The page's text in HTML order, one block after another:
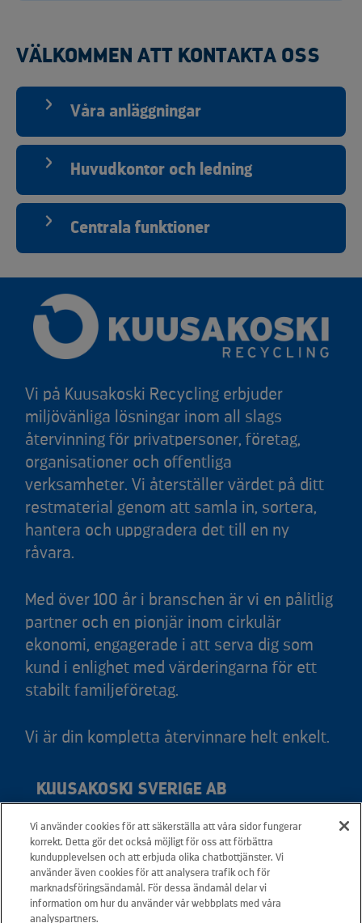
VÄLKOMMEN ATT KONTAKTA OSS
Våra anläggningar
Huvudkontor och ledning
Centrala funktioner
Vi på Kuusakoski Recycling erbjuder
miljövänliga lösningar inom all slags
återvinning för privatpersoner, företag,
organisationer och offentliga
verksamheter. Vi återställer värdet på ditt
restmaterial genom att samla in, sortera,
hantera och uppgradera det till en ny
råvara.
Med över 100 år i branschen är vi en pålitlig
partner och en pionjär inom cirkulär
ekonomi, engagerade i att serva dig som
kund i enlighet med värderingarna för ett
stabilt familjeföretag.
Vi är din kompletta återvinnare helt enkelt.
KUUSAKOSKI SVERIGE AB
Adress: Svedjevägen 6, 931 36 Skellefteå
Telefon: +46 20 566 566
Mail:info.sverige@kuusakoski.com
Måndag-fredag: 08.00 - 16.00
Vi använder cookies för att säkerställa att våra sidor fungerar
korrekt. Detta gör det också möjligt för oss att förbättra
kundupplevelsen och att erbjuda olika chatbottjänster. Vi
använder även cookies för att analysera trafik och för
marknadsföringsändamål. För dessa ändamål delar vi
information om hur du använder vår webbplats med våra
analyspartners.